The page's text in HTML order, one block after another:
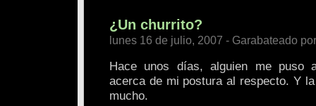
¿Un churrito?
lunes 16 de julio, 2007 - Garabateado
Hace unos días, alguien me puso
acerca de mi postura al respecto. Y
mucho.